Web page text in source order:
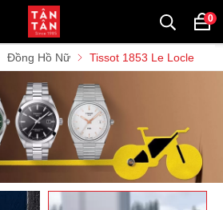
0
Đồng Hồ Nữ Tissot 1853 Le Locle